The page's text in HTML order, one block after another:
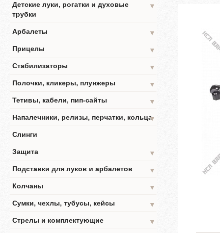
Детские луки, рогатки и духовые
трубки
▼
Арбалеты
▼
Прицелы
▼
Стабилизаторы
▼
Полочки, кликеры, плунжеры
▼
Тетивы, кабели, пип-сайты
▼
Напалечники, релизы, перчатки, кольца▼
Слинги
Защита
▼
Подставки для луков и арбалетов
▼
Колчаны
▼
Сумки, чехлы, тубусы, кейсы
▼
Стрелы и комплектующие
▼